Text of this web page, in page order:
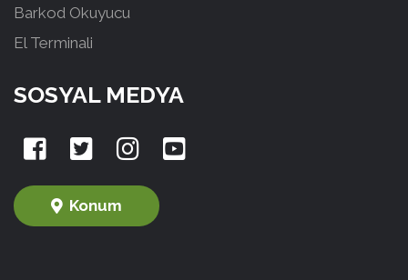
Barkod Okuyucu
El Terminali
SOSYAL MEDYA
Konum